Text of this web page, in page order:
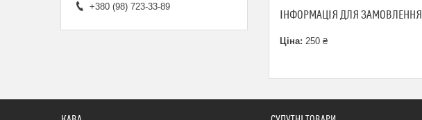
ІНФОРМАЦІЯ ДЛЯ ЗАМОВЛЕННЯ
Ціна: 250 ₴
+380 (98) 723-33-89